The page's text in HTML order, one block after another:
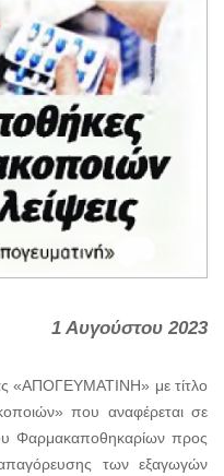
1 Αυγούστου 2023
«ΑΠΟΓΕΥΜΑΤΙΝΗ» με τίτλο
που αναφέρεται σε
Φαρμακαποθηκαρίων προς
των εξαγωγών